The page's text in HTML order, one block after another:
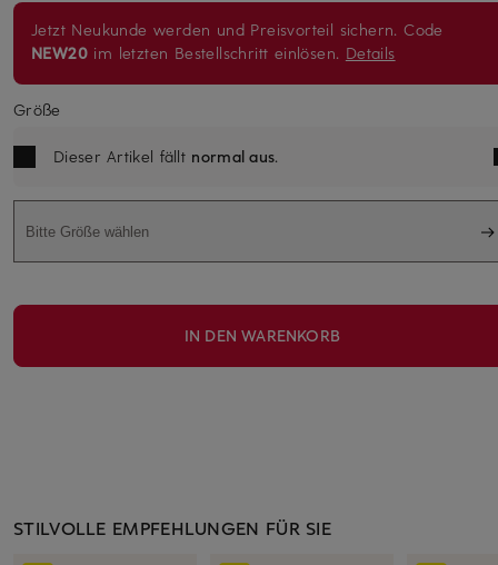
Jetzt Neukunde werden und Preisvorteil sichern. Code
NEW20 im letzten Bestellschritt einlösen. Details
Größe
Dieser Artikel fällt normal aus.
Bitte Größe wählen
IN DEN WARENKORB
STILVOLLE EMPFEHLUNGEN FÜR SIE